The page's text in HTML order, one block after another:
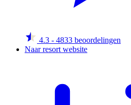
4.3 - 4833 beoordelingen
Naar resort website